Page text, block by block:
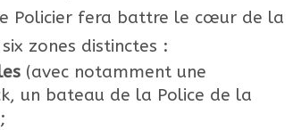
Policier fera battre le cœur de la
zones distinctes :
(avec notamment une
un bateau de la Police de la